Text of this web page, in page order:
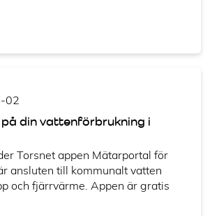
02
på din vattenförbrukning i
Torsnet appen Mätarportal för
ansluten till kommunalt vatten
och fjärrvärme. Appen är gratis